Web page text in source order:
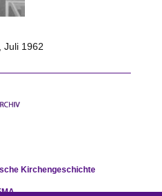
Juli 1962
Kirchengeschichte